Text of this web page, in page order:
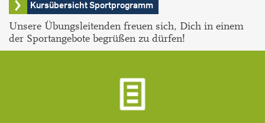
Kursübersicht Sportprogramm
Unsere Übungsleitenden freuen sich, Dich in einem
der Sportangebote begrüßen zu dürfen!